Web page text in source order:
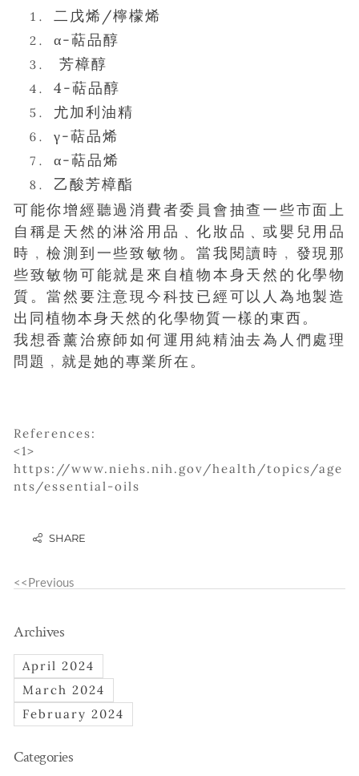
二戊烯/檸檬烯
α-萜品醇
芳樟醇
4-萜品醇
尤加利油精
γ-萜品烯
α-萜品烯
乙酸芳樟酯
可能你增經聽過消費者委員會抽查一些市面上
自稱是天然的淋浴用品﹑化妝品﹑或嬰兒用品
時﹐檢測到一些致敏物。當我閱讀時﹐發現那
些致敏物可能就是來自植物本身天然的化學物
質。當然要注意現今科技已經可以人為地製造
出同植物本身天然的化學物質一樣的東西。
我想香薰治療師如何運用純精油去為人們處理
問題﹐就是她的專業所在。
References:
<1>
https://www.niehs.nih.gov/health/topics/age
nts/essential-oils
<<Previous
Archives
April 2024
March 2024
February 2024
Categories